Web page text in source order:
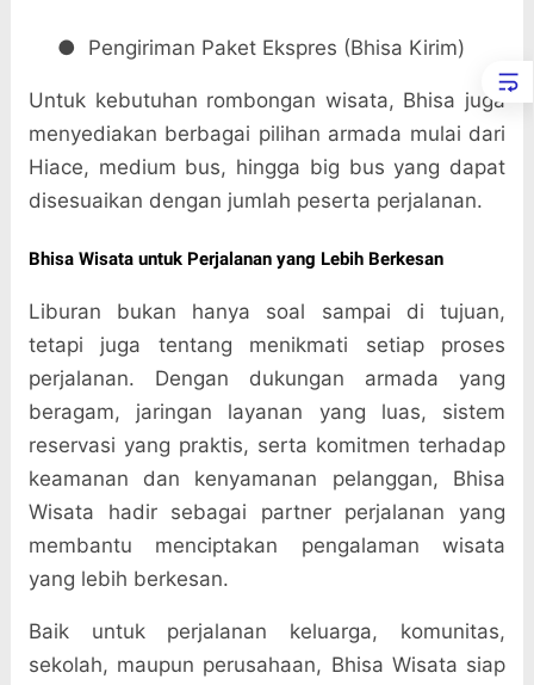
● Pengiriman Paket Ekspres (Bhisa Kirim)
Untuk kebutuhan rombongan wisata, Bhisa juga
menyediakan berbagai pilihan armada mulai dari
Hiace, medium bus, hingga big bus yang dapat
disesuaikan dengan jumlah peserta perjalanan.
Bhisa Wisata untuk Perjalanan yang Lebih Berkesan
Liburan bukan hanya soal sampai di tujuan,
tetapi juga tentang menikmati setiap proses
perjalanan. Dengan dukungan armada yang
beragam, jaringan layanan yang luas, sistem
reservasi yang praktis, serta komitmen terhadap
keamanan dan kenyamanan pelanggan, Bhisa
Wisata hadir sebagai partner perjalanan yang
membantu menciptakan pengalaman wisata
yang lebih berkesan.
Baik untuk perjalanan keluarga, komunitas,
sekolah, maupun perusahaan, Bhisa Wisata siap